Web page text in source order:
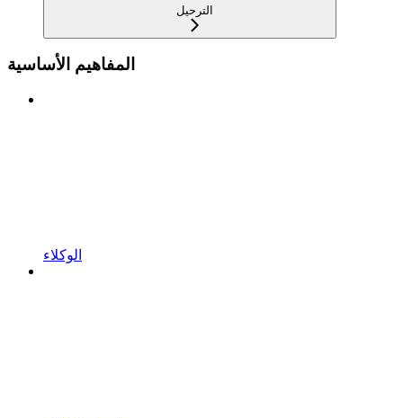
الترحيل
المفاهيم الأساسية
الوكلاء